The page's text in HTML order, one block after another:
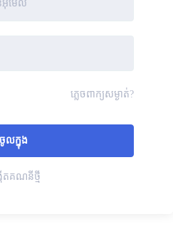
ភ្លេចពាក្យសម្ងាត់?
ើតគណនីថ្មី